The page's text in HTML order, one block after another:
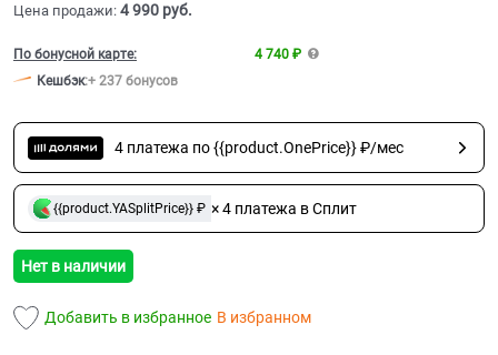
Цена продажи: 4 990 руб.
По бонусной карте:
4 740 ₽
Кешбэк:+ 237 бонусов
4 платежа по {{product.OnePrice}} ₽/мес
{{product.YASplitPrice}} ₽ × 4 платежа в Сплит
Нет в наличии
Добавить в избранное В избранном